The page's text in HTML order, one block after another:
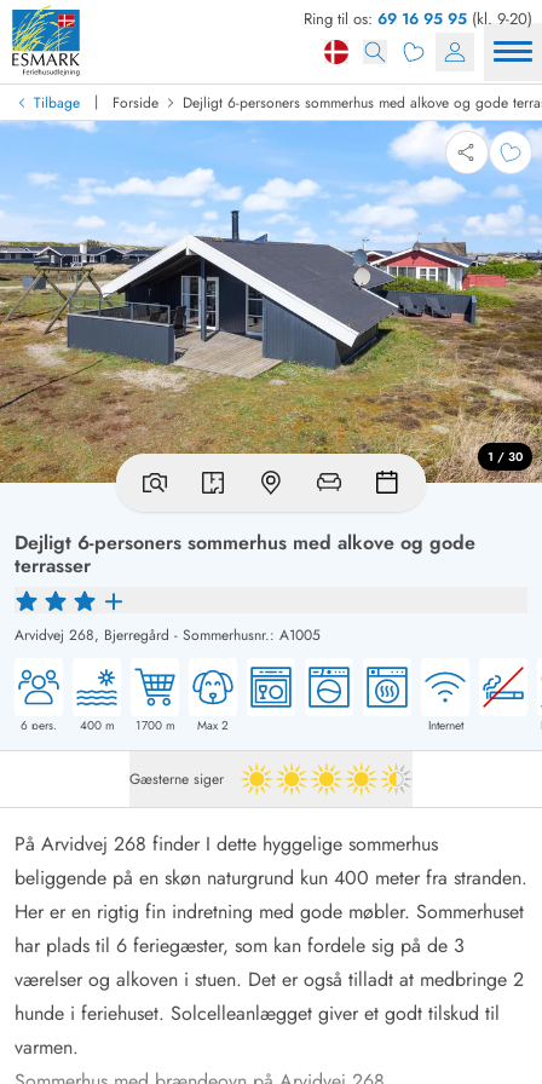
Ring til os: 69 16 95 95 (kl. 9-20)
Tilbage | Forside Dejligt 6-personers sommerhus med alkove og gode
Dejligt 6-personers sommerhus med alkove og gode
terrasser
Arvidvej 268, Bjerregård - Sommerhusnr.: A1005
6 pers. 400m 1700m Max 2 Internet
1 / 30
Gæsterne siger 4.5 ud af 5
På Arvidvej 268 finder I dette hyggelige sommerhus
beliggende på en skøn naturgrund kun 400 meter fra stranden.
Her er en rigtig fin indretning med gode møbler. Sommerhuset
har plads til 6 feriegæster, som kan fordele sig på de 3
værelser og alkoven i stuen. Det er også tilladt at medbringe 2
hunde i feriehuset. Solcelleanlægget giver et godt tilskud til
varmen.